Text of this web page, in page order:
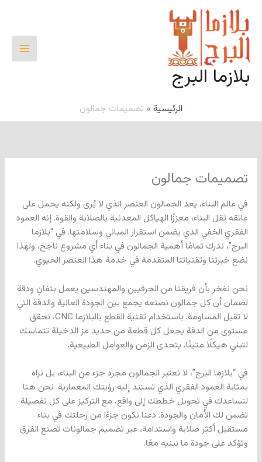
المحتوى
بلازما البرج
الرئيسية تصميمات جمالون
تصميمات جمالون
في عالم البناء، يعد الجمالون العنصر الذي لا يُرى ولكنه يحمل على
عاتقه ثقل البناء، معززًا الهياكل المعدنية بالصلابة والقوة. إنه العمود
الفقري الخفي الذي يضمن استقرار المباني وسلامتها. في “بلازما
البرج”، ندرك تمامًا أهمية الجمالون في بناء أي مشروع ناجح، ولهذا
نضع خبرتنا وتقنياتنا المتقدمة في خدمة هذا العنصر الحيوي.
نحن نفخر بأن فريقنا من الحرفيين والمهندسين يعمل بتفانٍ ودقة
لضمان أن كل جمالون نصنعه يجمع بين الجودة العالية والدقة التي
لا تقبل المساومة. باستخدام تقنية القطع بالبلازما CNC، نحقق
مستوى من الدقة يجعل كل قطعة من حديد عز الدخيلة تتماسك
لتبني هيكلًا متينًا، يتحدى الزمن والعوامل الطبيعية.
في “بلازما البرج”، لا نعتبر الجمالون مجرد جزء من البناء، بل نراه
بمثابة العمود الفقري الذي تستند إليه رؤيتك المعمارية. نحن هنا
لنساعدك في تحويل خططك إلى واقع، مع التركيز على كل تفصيلة
تضمن لك الأمان والجودة. دعنا نكون جزءًا من رحلتك في بناء
مستقبل أكثر صلابة واستدامة، عبر تصميم جمالونات تصنع الفرق
وتؤكد على جودة ما نبنيه معًا.